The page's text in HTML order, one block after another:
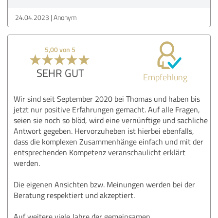
24.04.2023 Anonym
5,00 von 5
SEHR GUT Empfehlung
Wir sind seit September 2020 bei Thomas und haben bis
jetzt nur positive Erfahrungen gemacht. Auf alle Fragen,
seien sie noch so blöd, wird eine vernünftige und sachliche
Antwort gegeben. Hervorzuheben ist hierbei ebenfalls,
dass die komplexen Zusammenhänge einfach und mit der
entsprechenden Kompetenz veranschaulicht erklärt
werden.
Die eigenen Ansichten bzw. Meinungen werden bei der
Beratung respektiert und akzeptiert.